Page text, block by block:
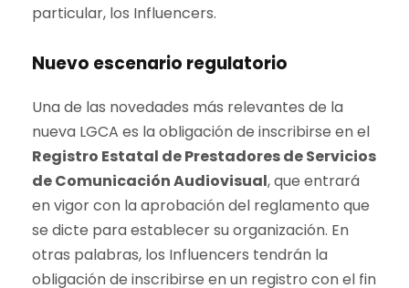
particular, los Influencers.
Nuevo escenario regulatorio
Una de las novedades más relevantes de la
nueva LGCA es la obligación de inscribirse en el
Registro Estatal de Prestadores de Servicios
de Comunicación Audiovisual, que entrará
en vigor con la aprobación del reglamento que
se dicte para establecer su organización. En
otras palabras, los Influencers tendrán la
obligación de inscribirse en un registro con el fin